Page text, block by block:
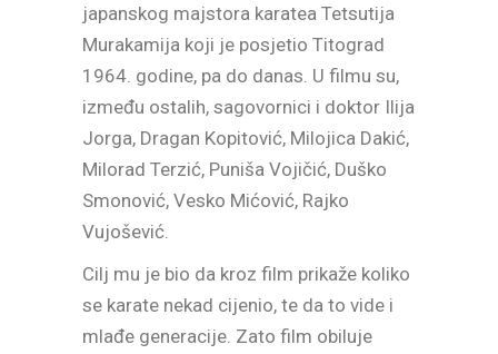
japanskog majstora karatea Tetsutija
Murakamija koji je posjetio Titograd
1964. godine, pa do danas. U filmu su,
između ostalih, sagovornici i doktor Ilija
Jorga, Dragan Kopitović, Milojica Dakić,
Milorad Terzić, Puniša Vojičić, Duško
Smonović, Vesko Mićović, Rajko
Vujošević.
Cilj mu je bio da kroz film prikaže koliko
se karate nekad cijenio, te da to vide i
mlađe generacije. Zato film obiluje